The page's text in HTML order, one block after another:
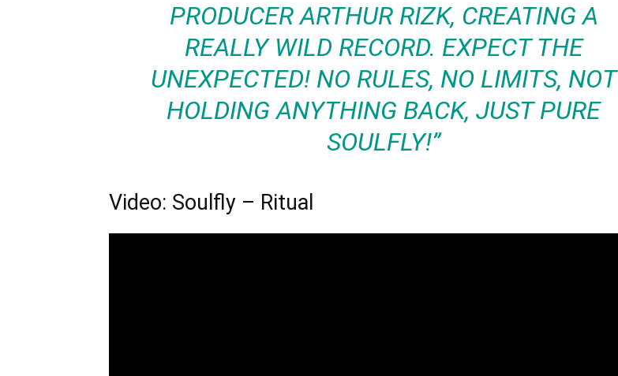
PRODUCER ARTHUR RIZK, CREATING A
REALLY WILD RECORD. EXPECT THE
UNEXPECTED! NO RULES, NO LIMITS, NOT
HOLDING ANYTHING BACK, JUST PURE
SOULFLY!”
Video: Soulfly – Ritual